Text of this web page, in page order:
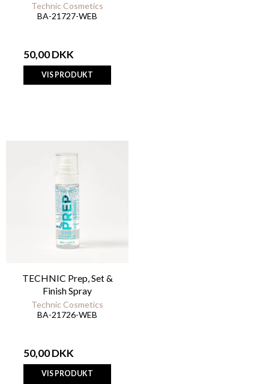
Technic Cosmetics
BA-21727-WEB
50,00 DKK
VIS PRODUKT
TECHNIC Prep, Set &
Finish Spray
Technic Cosmetics
BA-21726-WEB
50,00 DKK
VIS PRODUKT